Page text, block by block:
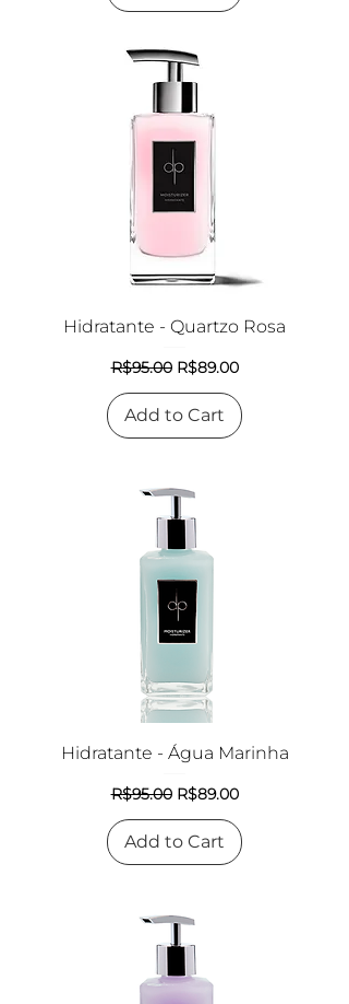
Hidratante - Quartzo Rosa
Regular Price
R$95.00 Sale Price
R$89.00
Add to Cart
Hidratante - Água Marinha
Regular Price
R$95.00 Sale Price
R$89.00
Add to Cart